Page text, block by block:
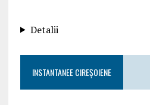
Detalii
INSTANTANEE CIREȘOIENE